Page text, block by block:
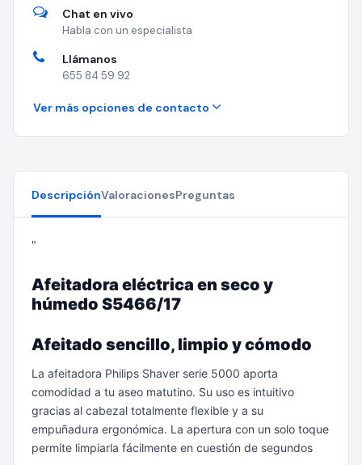
Chat en vivo
Habla con un especialista
Llámanos
655 84 59 92
Ver más opciones de contacto
DescripciónValoracionesPreguntas
"
Afeitadora eléctrica en seco y
húmedo S5466/17
Afeitado sencillo, limpio y cómodo
La afeitadora Philips Shaver serie 5000 aporta
comodidad a tu aseo matutino. Su uso es intuitivo
gracias al cabezal totalmente flexible y a su
empuñadura ergonómica. La apertura con un solo toque
permite limpiarla fácilmente en cuestión de segundos